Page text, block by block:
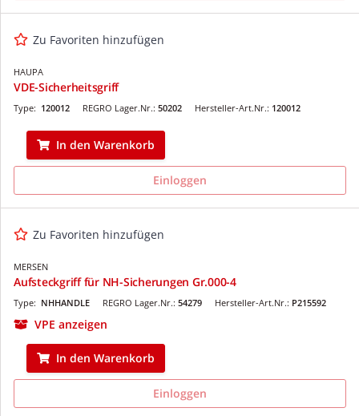
Zu Favoriten hinzufügen
HAUPA
VDE-Sicherheitsgriff
REGRO Lager.Nr.: 50202
Type: 120012 Hersteller-Art.Nr.: 120012
In den Warenkorb
Einloggen
Zu Favoriten hinzufügen
MERSEN
Aufsteckgriff für NH-Sicherungen Gr.000-4
REGRO Lager.Nr.: 54279
Type: NHHANDLE Hersteller-Art.Nr.: P215592
VPE anzeigen
In den Warenkorb
Einloggen